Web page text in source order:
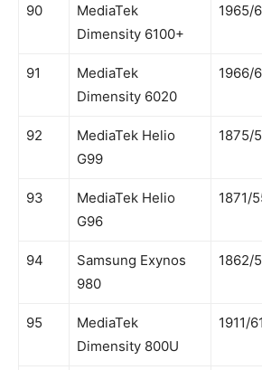
90
MediaTek
Dimensity 6100+
1965/
91
MediaTek
Dimensity 6020
1966/
92
MediaTek Helio
G99
1875/
93
MediaTek Helio
G96
1871/
94
Samsung Exynos
980
1862/
95
MediaTek
Dimensity 800U
1911/